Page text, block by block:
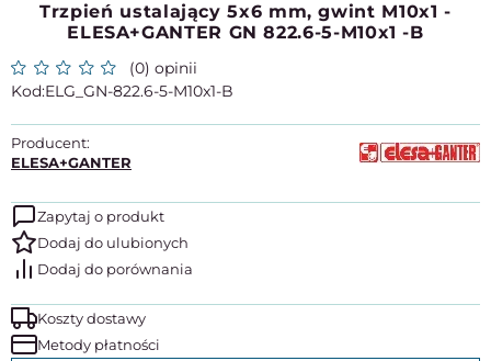
Trzpień ustalający 5x6 mm, gwint M10x1 -
ELESA+GANTER GN 822.6-5-M10x1 -B
(0) opinii
ELG_GN-822.6-5-M10x1-B
Producent:
ELESA+GANTER
Zapytaj o produkt
Koszty dostawy
Metody płatności